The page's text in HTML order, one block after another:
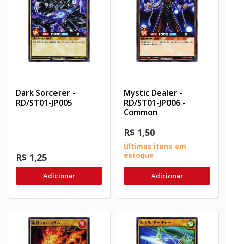
Dark Sorcerer -
RD/ST01-JP005
R$ 1,25
Adicionar
Mystic Dealer -
RD/ST01-JP006 -
Common
R$ 1,50
Últimos itens em
estoque
Adicionar